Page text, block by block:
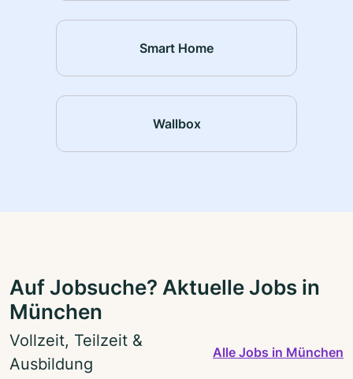
Smart Home
Wallbox
Auf Jobsuche? Aktuelle Jobs in
München
Vollzeit, Teilzeit &
Ausbildung
Alle Jobs in München